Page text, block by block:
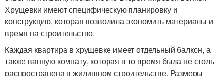
Хрущевки имеют специфическую планировку и
конструкцию, которая позволила экономить материалы и
время на строительство.
Каждая квартира в хрущевке имеет отдельный балкон, а
также ванную комнату, которая в то время была не столь
распространена в жилищном строительстве. Размеры